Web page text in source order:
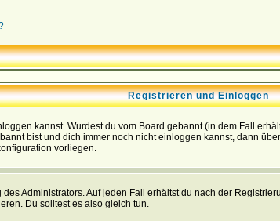
Registrieren und Einloggen
kannst. Wurdest du vom Board gebannt (in dem Fall
bist und dich immer noch nicht einloggen kannst, dann
vorliegen.
Administrators. Auf jeden Fall erhältst du nach der
Du solltest es also gleich tun.